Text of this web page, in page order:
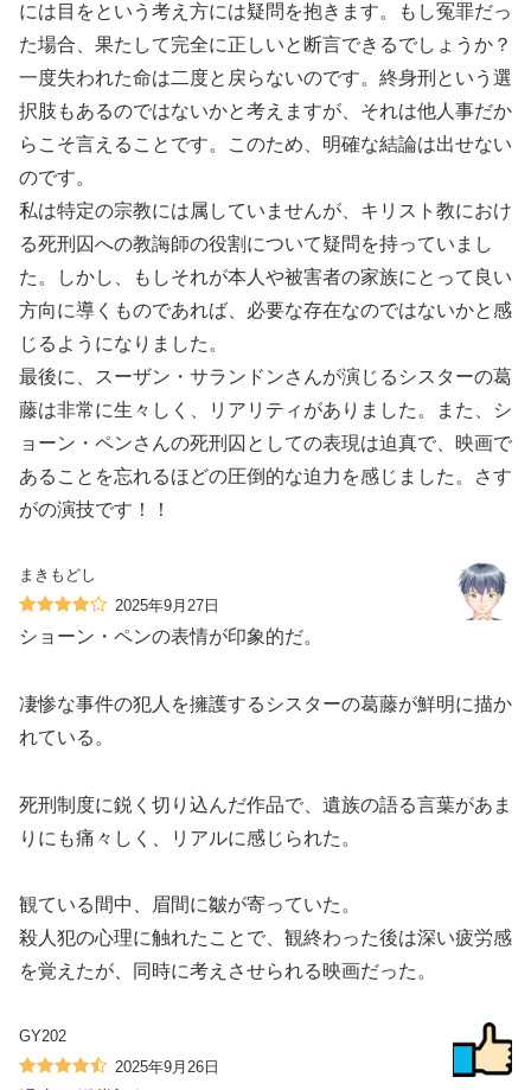
には目をという考え方には疑問を抱きます。もし冤罪だっ
た場合、果たして完全に正しいと断言できるでしょうか？
一度失われた命は二度と戻らないのです。終身刑という選
択肢もあるのではないかと考えますが、それは他人事だか
らこそ言えることです。このため、明確な結論は出せない
のです。
私は特定の宗教には属していませんが、キリスト教におけ
る死刑囚への教誨師の役割について疑問を持っていまし
た。しかし、もしそれが本人や被害者の家族にとって良い
方向に導くものであれば、必要な存在なのではないかと感
じるようになりました。
最後に、スーザン・サランドンさんが演じるシスターの葛
藤は非常に生々しく、リアリティがありました。また、シ
ョーン・ペンさんの死刑囚としての表現は迫真で、映画で
あることを忘れるほどの圧倒的な迫力を感じました。さす
がの演技です！！
まきもどし
2025年9月27日
ショーン・ペンの表情が印象的だ。
凄惨な事件の犯人を擁護するシスターの葛藤が鮮明に描か
れている。
死刑制度に鋭く切り込んだ作品で、遺族の語る言葉があま
りにも痛々しく、リアルに感じられた。
観ている間中、眉間に皺が寄っていた。
殺人犯の心理に触れたことで、観終わった後は深い疲労感
を覚えたが、同時に考えさせられる映画だった。
GY202
2025年9月26日